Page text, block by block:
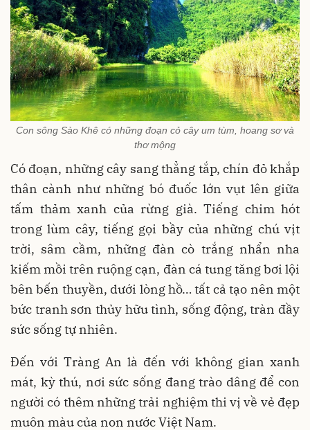
Con sông Sào Khê có những đoạn cỏ cây um tùm, hoang sơ và
thơ mộng
Có đoạn, những cây sang thẳng tắp, chín đỏ khắp
thân cành như những bó đuốc lớn vụt lên giữa
tấm thảm xanh của rừng già. Tiếng chim hót
trong lùm cây, tiếng gọi bầy của những chú vịt
trời, sâm cầm, những đàn cò trắng nhẩn nha
kiếm mồi trên ruộng cạn, đàn cá tung tăng bơi lội
bên bến thuyền, dưới lòng hồ… tất cả tạo nên một
bức tranh sơn thủy hữu tình, sống động, tràn đầy
sức sống tự nhiên.
Đến với Tràng An là đến với không gian xanh
mát, kỳ thú, nơi sức sống đang trào dâng để con
người có thêm những trải nghiệm thi vị về vẻ đẹp
muôn màu của non nước Việt Nam.